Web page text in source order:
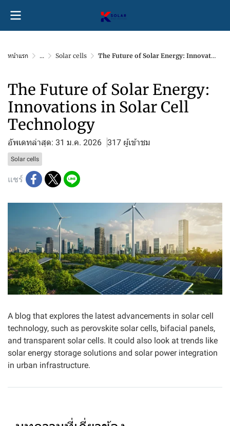
หน้าแรก ... Solar cells The Future of Solar Energy: Innovations in Solar Cell Technology
The Future of Solar Energy:
Innovations in Solar Cell
Technology
อัพเดทล่าสุด: 31 ม.ค. 2026 317 ผู้เข้าชม
Solar cells
แชร์
A blog that explores the latest advancements in solar cell
technology, such as perovskite solar cells, bifacial panels,
and transparent solar cells. It could also look at trends like
solar energy storage solutions and solar power integration
in urban infrastructure.